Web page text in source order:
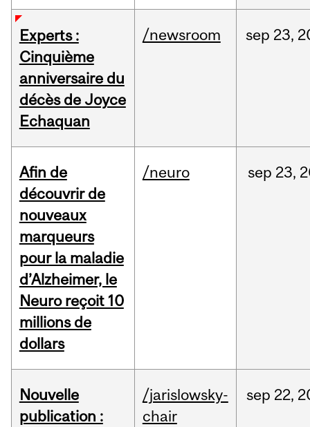
Experts :
Cinquième
anniversaire du
décès de Joyce
Echaquan
/newsroom sep 23,
Afin de
découvrir de
nouveaux
marqueurs
pour la maladie
d’Alzheimer, le
Neuro reçoit 10
millions de
dollars
/neuro sep 23,
Nouvelle
publication :
/jarislowsky-
chair
sep 22,